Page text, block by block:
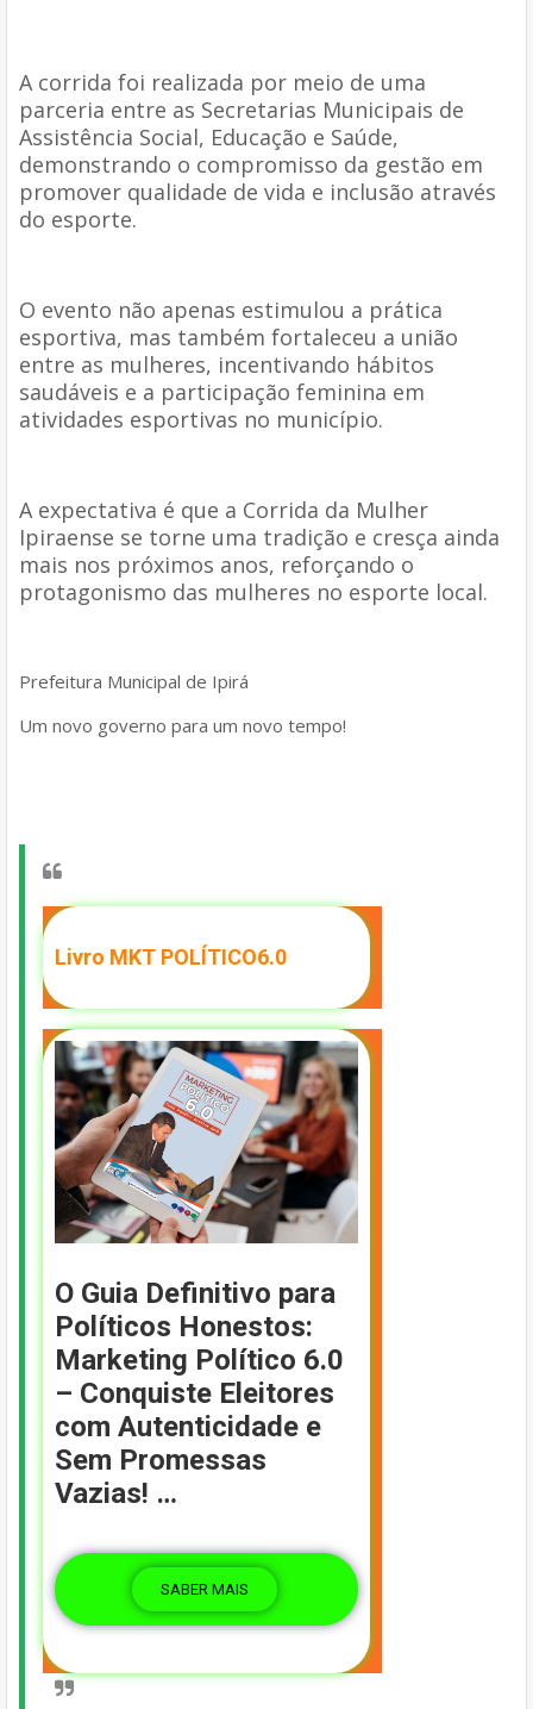
A corrida foi realizada por meio de uma
parceria entre as Secretarias Municipais de
Assistência Social, Educação e Saúde,
demonstrando o compromisso da gestão em
promover qualidade de vida e inclusão através
do esporte.
O evento não apenas estimulou a prática
esportiva, mas também fortaleceu a união
entre as mulheres, incentivando hábitos
saudáveis e a participação feminina em
atividades esportivas no município.
A expectativa é que a Corrida da Mulher
Ipiraense se torne uma tradição e cresça ainda
mais nos próximos anos, reforçando o
protagonismo das mulheres no esporte local.
Prefeitura Municipal de Ipirá
Um novo governo para um novo tempo!
Livro MKT POLÍTICO6.0
O Guia Definitivo para
Políticos Honestos:
Marketing Político 6.0
– Conquiste Eleitores
com Autenticidade e
Sem Promessas
Vazias! …
SABER MAIS